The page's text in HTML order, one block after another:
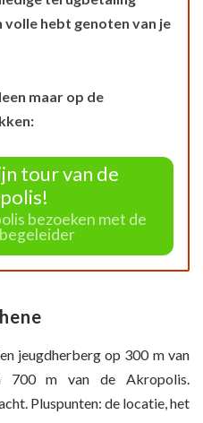
volle hebt genoten van je
maar op de
tour van de
bezoeken met de
jeugdherberg op 300 m van
700 m van de Akropolis.
Pluspunten: de locatie, het